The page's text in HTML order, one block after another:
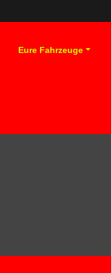
Eure Fahrzeuge